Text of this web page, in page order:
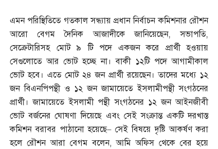
এমন পরিস্থিতিতে গতকাল সন্ধ্যায় প্রধান নির্বাচন কমিশনার রৌশন
আরো বেগম দৈনিক আজাদীকে জানিয়েছেন,সভাপতি,
সেক্রেটারিসহ মোট ৯ টি পদে একজন করে প্রার্থী হওয়ায়
সেগুলোতে আর ভোট হচ্ছে না। বাকী ১২টি পদে আগামীকাল
ভোট হবে। এতে মোট ২৪ জন প্রার্থী রয়েছেন। তাদের মধ্যে ১২
জন বিএনপিপন্থী ও ১২ জন জামায়েতে ইসলামীপন্থী সংগঠনের
প্রার্থী। জামায়েতে ইসলামী পন্থী সংগঠনের ১২ জন আইনজীবী
ভোট বর্জনের ঘোষণা দিয়েছে এবং সেই সংক্রান্ত একটি দরখাস্ত
কমিশন বরাবর পাঠানো হয়েছে– সেই বিষয়ে দৃষ্টি আকর্ষণ করা
হলে রৌশন আরা বেগম বলেন,আমি অফিস থেকে বের হয়ে